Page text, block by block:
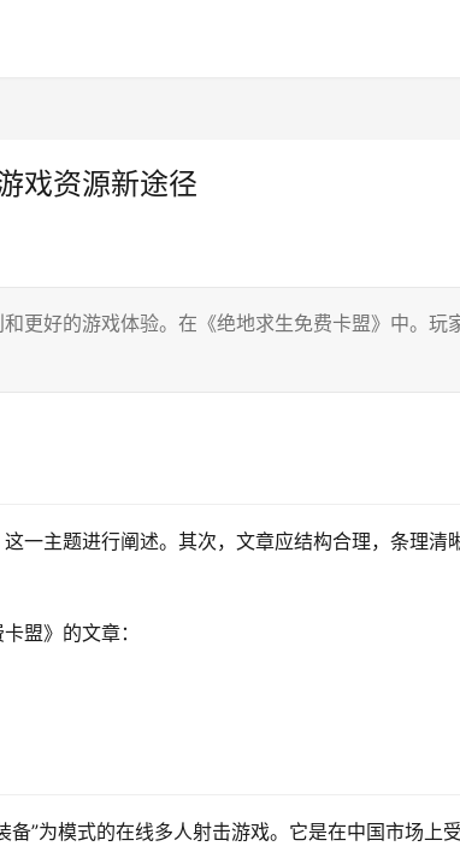
戏资源新途径
更好的游戏体验。在《绝地求生免费卡盟》中。玩
一主题进行阐述。其次，文章应结构合理，条理清
盟》的文章：
备”为模式的在线多人射击游戏。它是在中国市场上